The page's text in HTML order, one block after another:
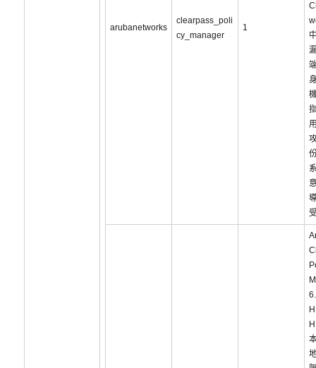
arubanetworks
clearpass_poli
cy_manager
1